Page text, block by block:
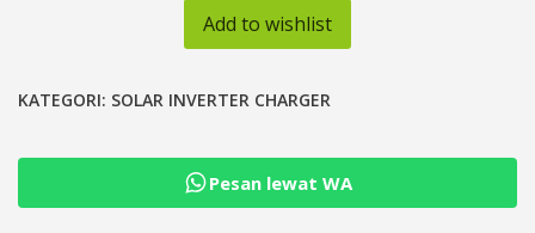
24V
Solar
Controller
Add to wishlist
KATEGORI: SOLAR INVERTER CHARGER
Pesan lewat WA